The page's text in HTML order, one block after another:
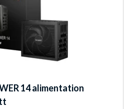
14 alimentation